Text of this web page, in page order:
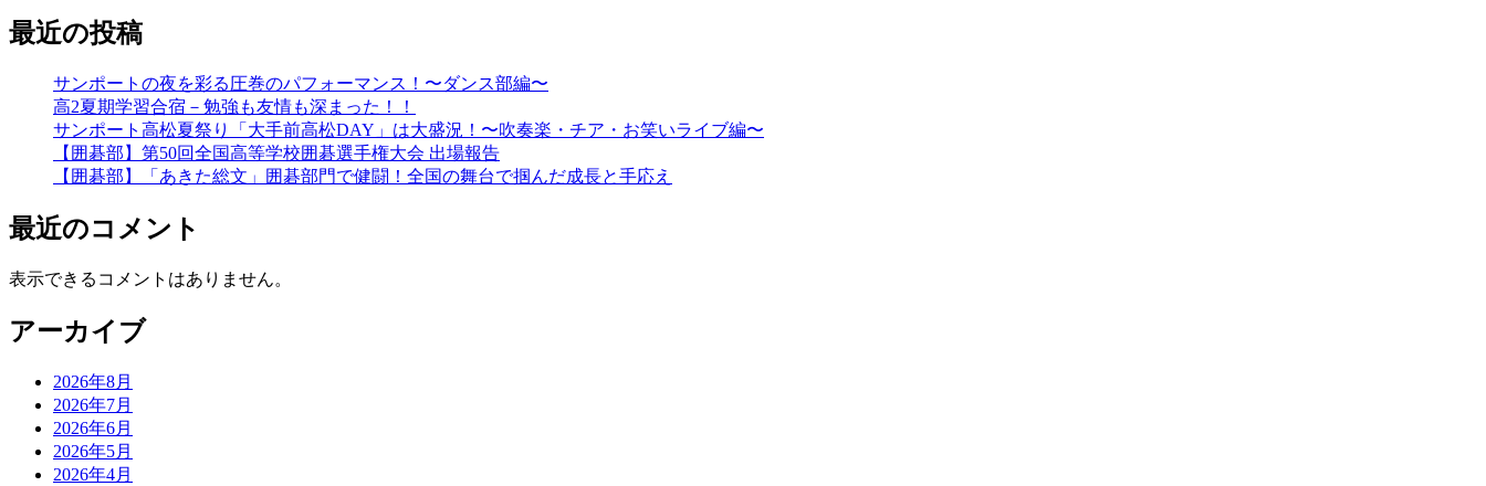
ア
ン
ケ
ー
ト
最近の投稿
サンポートの夜を彩る圧巻のパフォーマンス！〜ダンス部編〜
高2夏期学習合宿－勉強も友情も深まった！！
サンポート高松夏祭り「大手前高松DAY」は大盛況！〜吹奏楽・チア・お笑いライブ編〜
【囲碁部】第50回全国高等学校囲碁選手権大会 出場報告
【囲碁部】「あきた総文」囲碁部門で健闘！全国の舞台で掴んだ成長と手応え
最近のコメント
表示できるコメントはありません。
アーカイブ
2026年8月
2026年7月
2026年6月
2026年5月
2026年4月